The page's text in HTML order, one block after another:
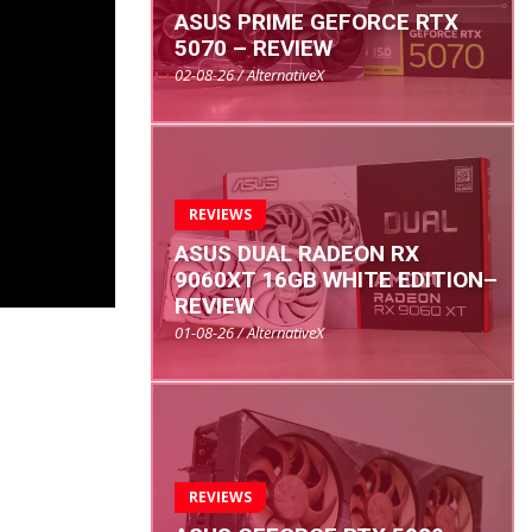
ASUS PRIME GEFORCE RTX
5070 – REVIEW
02-08-26 / AlternativeX
REVIEWS
ASUS DUAL RADEON RX
9060XT 16GB WHITE EDITION–
REVIEW
01-08-26 / AlternativeX
REVIEWS